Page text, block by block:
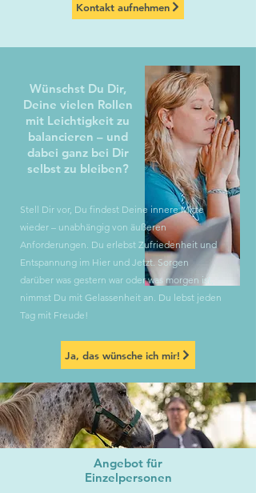
Kontakt aufnehmen
​Stell Dir vor, Du findest Deine innere Mitte
wieder – unabhängig von äußeren
Anforderungen. Du erlebst Zufriedenheit und
Entspannung im Hier und Jetzt. Sorgen
darüber was gestern war oder was morgen ist,
nimmst Du mit Gelassenheit an. Du lebst jeden
Tag mit Freude!
Wünschst Du Dir,
Deine vielen Rollen
mit Leichtigkeit zu
balancieren – und
dabei ganz bei Dir
selbst zu bleiben?
Ja, das wünsche ich mir!
Angebot für
Einzelpersonen